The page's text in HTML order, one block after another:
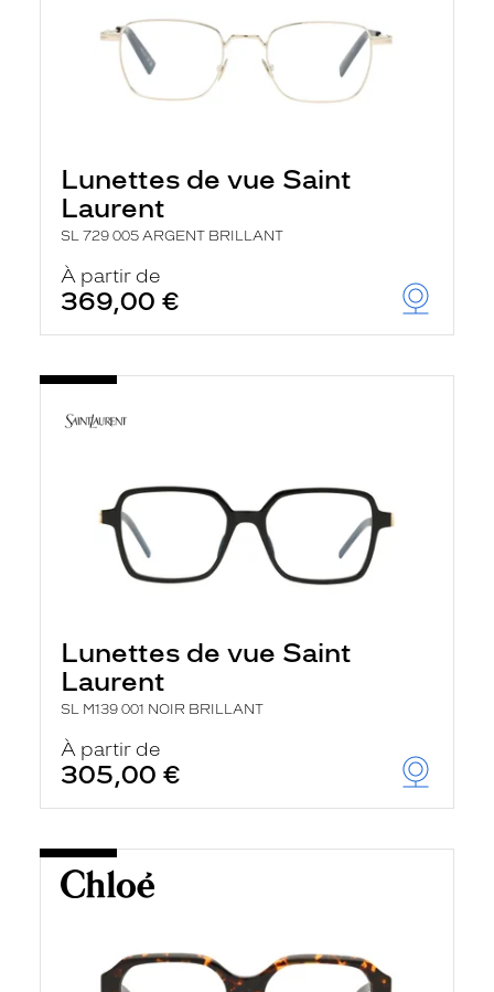
Lunettes de vue Saint
Laurent
SL 729 005 ARGENT BRILLANT
À partir de
369,00 €
Lunettes de vue Saint
Laurent
SL M139 001 NOIR BRILLANT
À partir de
305,00 €